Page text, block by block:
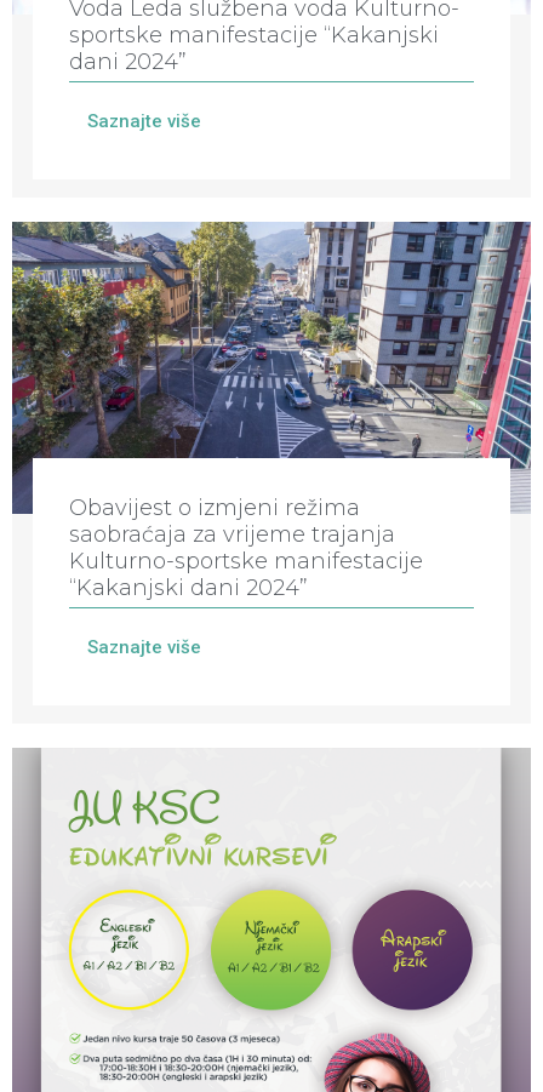
Voda Leda službena voda Kulturno-
sportske manifestacije “Kakanjski
dani 2024”
Saznajte više
Obavijest o izmjeni režima
saobraćaja za vrijeme trajanja
Kulturno-sportske manifestacije
“Kakanjski dani 2024”
Saznajte više